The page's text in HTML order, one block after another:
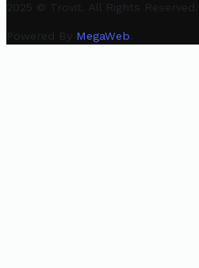
2025 © Trovit. All Rights Reserved.
Powered By MegaWeb